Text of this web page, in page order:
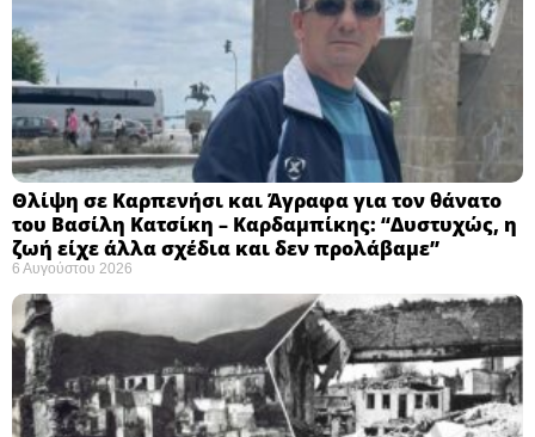
Θλίψη σε Καρπενήσι και Άγραφα για τον θάνατο
του Βασίλη Κατσίκη – Καρδαμπίκης: “Δυστυχώς, η
ζωή είχε άλλα σχέδια και δεν προλάβαμε”
6 Αυγούστου 2026